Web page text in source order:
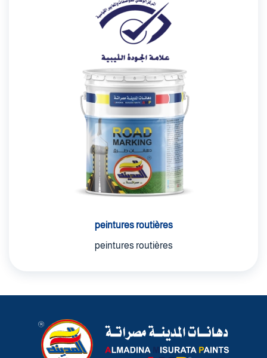
peintures routières
peintures routières